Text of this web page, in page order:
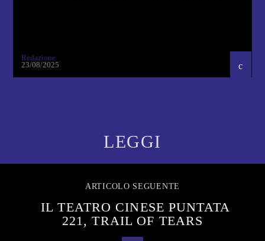
Redazione
23/08/2025
LEGGI
ARTICOLO SEGUENTE
IL TEATRO CINESE PUNTATA
221, TRAIL OF TEARS